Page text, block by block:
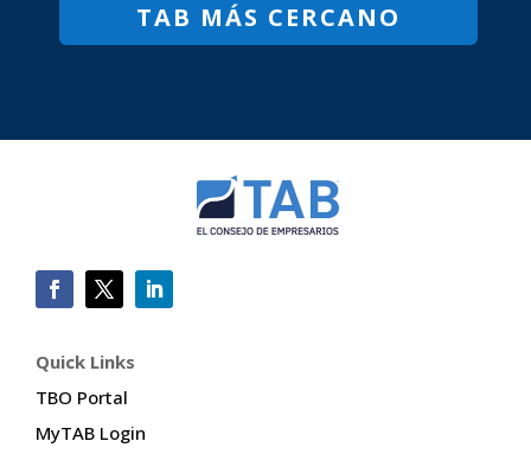
TAB MÁS CERCANO
Quick Links
TBO Portal
MyTAB Login